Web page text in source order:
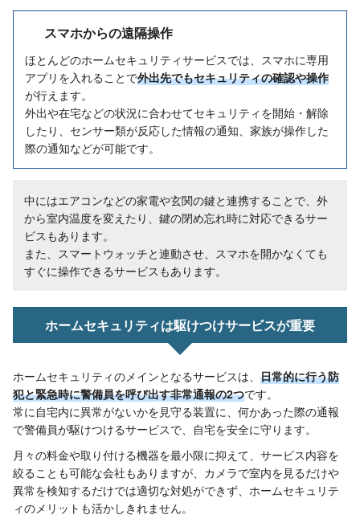
スマホからの遠隔操作
ほとんどのホームセキュリティサービスでは、スマホに専用
アプリを入れることで外出先でもセキュリティの確認や操作
が行えます。
外出や在宅などの状況に合わせてセキュリティを開始・解除
したり、センサー類が反応した情報の通知、家族が操作した
際の通知などが可能です。
中にはエアコンなどの家電や玄関の鍵と連携することで、外
から室内温度を変えたり、鍵の閉め忘れ時に対応できるサー
ビスもあります。
また、スマートウォッチと連動させ、スマホを開かなくても
すぐに操作できるサービスもあります。
ホームセキュリティは駆けつけサービスが重要
ホームセキュリティのメインとなるサービスは、 日常的に行う防
犯と緊急時に警備員を呼び出す非常通報の2つです。
常に自宅内に異常がないかを見守る装置に、何かあった際の通報
で警備員が駆けつけるサービスで、自宅を安全に守ります。
月々の料金や取り付ける機器を最小限に抑えて、サービス内容を
絞ることも可能な会社もありますが、カメラで室内を見るだけや
異常を検知するだけでは適切な対処ができず、ホームセキュリテ
ィのメリットも活かしきれません。